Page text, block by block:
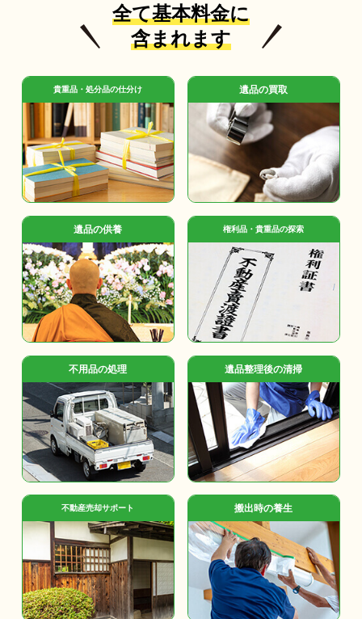
全て基本料金に
含まれます
貴重品・処分品の仕分け 遺品の買取
遺品の供養 権利品・貴重品の探索
不用品の処理 遺品整理後の清掃
不動産売却サポート 搬出時の養生